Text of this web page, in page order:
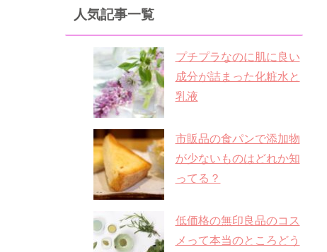
人気記事一覧
プチプラなのに肌に良い
成分が詰まった化粧水と
乳液
市販品の食パンで添加物
が少ないものはどれか知
ってる？
低価格の無印良品のコス
メって本当のところどう